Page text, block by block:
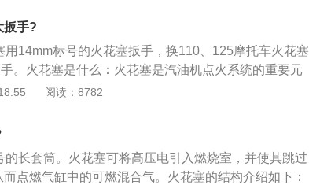
手，具体用在多大排量的型号摩托车并没有确定的型
扳手?
14mm标号的火花塞扳手，换110、125摩托车火花塞
。火花塞是什么：火花塞是汽油机点火系统的重要元
室，并使其跳过电极间隙而产生火花，从而点燃气缸
火花塞、面跳火型火花塞。火花塞在什么位置：火花
上都改成了点火线圈与火花塞直接相连。
阅读：8782
的长套筒。火花塞可将高压电引入燃烧室，并使其跳过
点燃气缸中的可燃混合气。火花塞的结构介绍如下：